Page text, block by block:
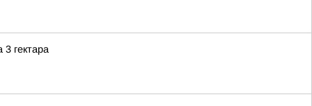
гектара